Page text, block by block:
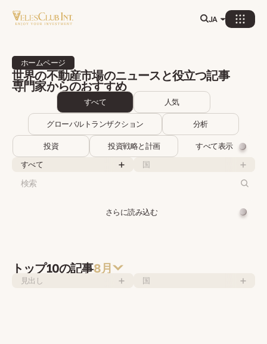
JA
ホームページ
世界の不動産市場のニュースと役立つ記事
専門家からのおすすめ
すべて 人気
グローバルトランザクション 分析
投資 投資戦略と計画
すべて表示
すべて
国
さらに読み込む
トップ10の記事8月
見出し 国